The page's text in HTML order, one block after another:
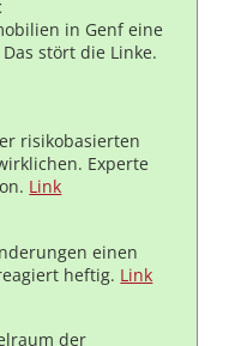
in Genf eine
stört die Linke.
risikobasierten
Experte
Link
einen
heftig. Link
der